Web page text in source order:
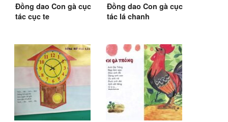
Đồng dao Con gà cục
tác cục te
Đồng dao Con gà cục
tác lá chanh